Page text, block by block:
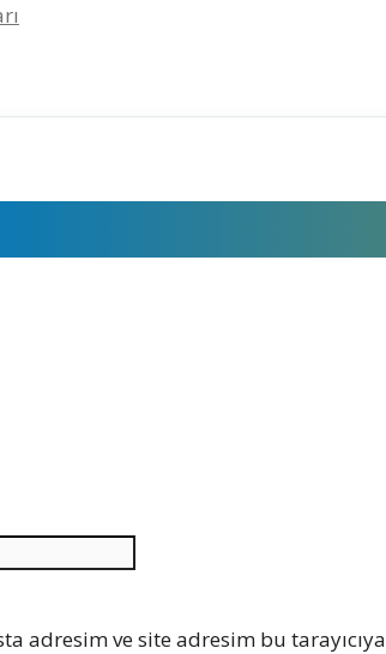
sitesi
adresim ve site adresim bu tarayıcıya